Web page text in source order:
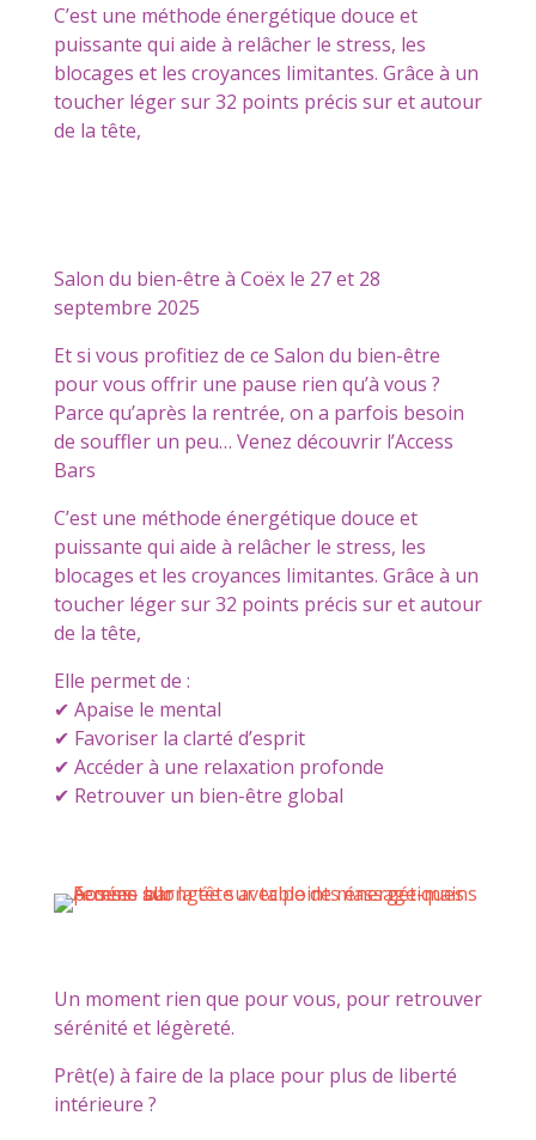
C’est une méthode énergétique douce et
puissante qui aide à relâcher le stress, les
blocages et les croyances limitantes. Grâce à un
toucher léger sur 32 points précis sur et autour
de la tête,
Salon du bien-être à Coëx le 27 et 28
septembre 2025
Et si vous profitiez de ce Salon du bien-être
pour vous offrir une pause rien qu’à vous ?
Parce qu’après la rentrée, on a parfois besoin
de souffler un peu… Venez découvrir l’Access
Bars
C’est une méthode énergétique douce et
puissante qui aide à relâcher le stress, les
blocages et les croyances limitantes. Grâce à un
toucher léger sur 32 points précis sur et autour
de la tête,
Elle permet de :
✔ Apaise le mental
✔ Favoriser la clarté d’esprit
✔ Accéder à une relaxation profonde
✔ Retrouver un bien-être global
Un moment rien que pour vous, pour retrouver
sérénité et légèreté.
Prêt(e) à faire de la place pour plus de liberté
intérieure ?